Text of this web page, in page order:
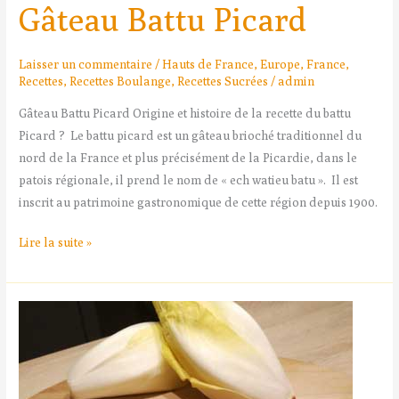
Gâteau Battu Picard
Laisser un commentaire /Hauts de France,Europe,France,
Recettes,Recettes Boulange,Recettes Sucrées /admin
Gâteau Battu Picard Origine et histoire de la recette du battu
Picard ? Le battu picard est un gâteau brioché traditionnel du
nord de la France et plus précisément de la Picardie, dans le
patois régionale, il prend le nom de « ech watieu batu ». Il est
inscrit au patrimoine gastronomique de cette région depuis 1900.
Lire la suite »
Chicon